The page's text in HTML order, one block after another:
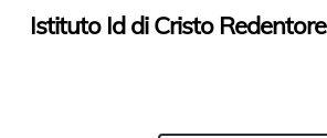
SkipIstituto Id di Cristo Redentore